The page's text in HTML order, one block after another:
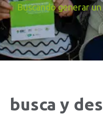
Buscando generar
busca y